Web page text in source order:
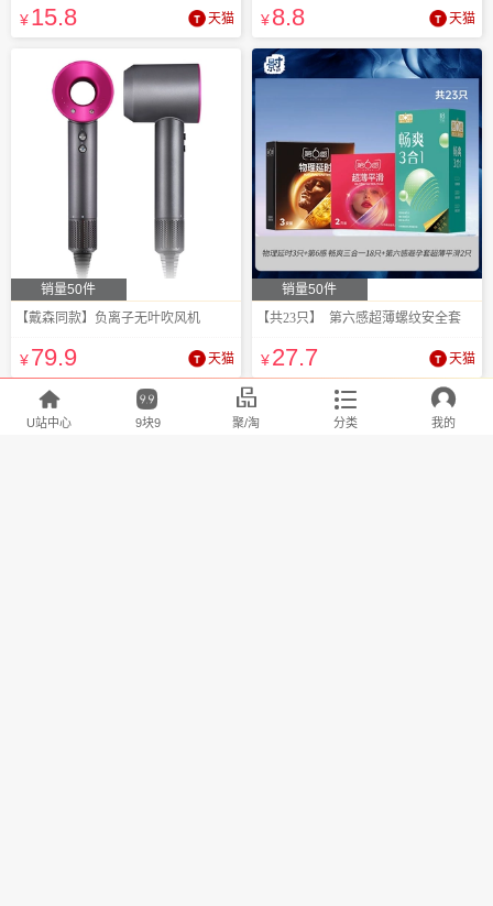
¥15.8 天猫 ¥8.8 天猫
销量50件
【戴森同款】负离子无叶吹风机
¥79.9 天猫
销量50件
【共23只】 第六感超薄螺纹安全套
¥27.7 天猫

U站中心

9块9

聚/淘

分类

我的